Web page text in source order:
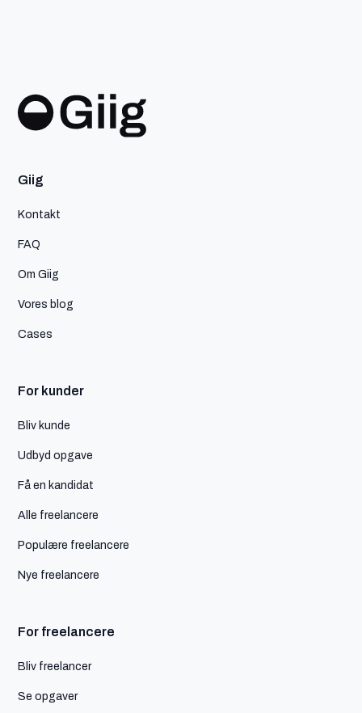
Giig
Kontakt
FAQ
Om Giig
Vores blog
Cases
For kunder
Bliv kunde
Udbyd opgave
Få en kandidat
Alle freelancere
Populære freelancere
Nye freelancere
For freelancere
Bliv freelancer
Se opgaver